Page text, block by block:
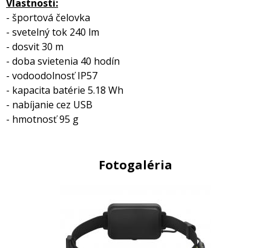
Vlastnosti:
- športová čelovka
- svetelný tok 240 lm
- dosvit 30 m
- doba svietenia 40 hodín
- vodoodolnosť IP57
- kapacita batérie 5.18 Wh
- nabíjanie cez USB
- hmotnosť 95 g
Fotogaléria